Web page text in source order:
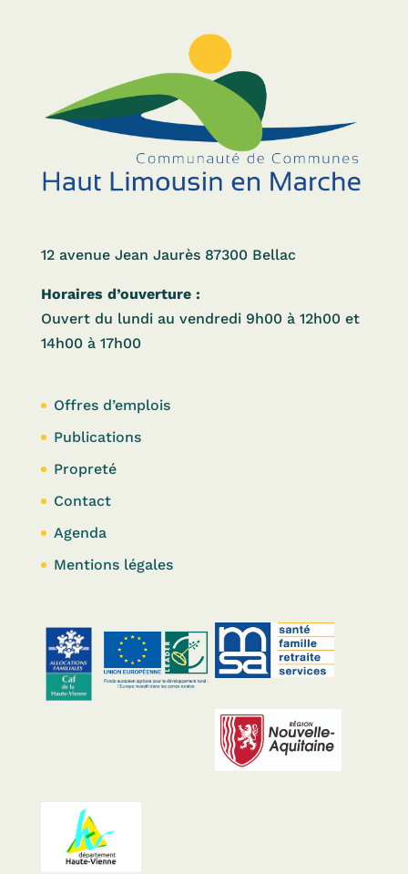
12 avenue Jean Jaurès 87300 Bellac
Horaires d’ouverture :
Ouvert du lundi au vendredi 9h00 à 12h00 et
14h00 à 17h00
Offres d’emplois
Publications
Propreté
Contact
Agenda
Mentions légales